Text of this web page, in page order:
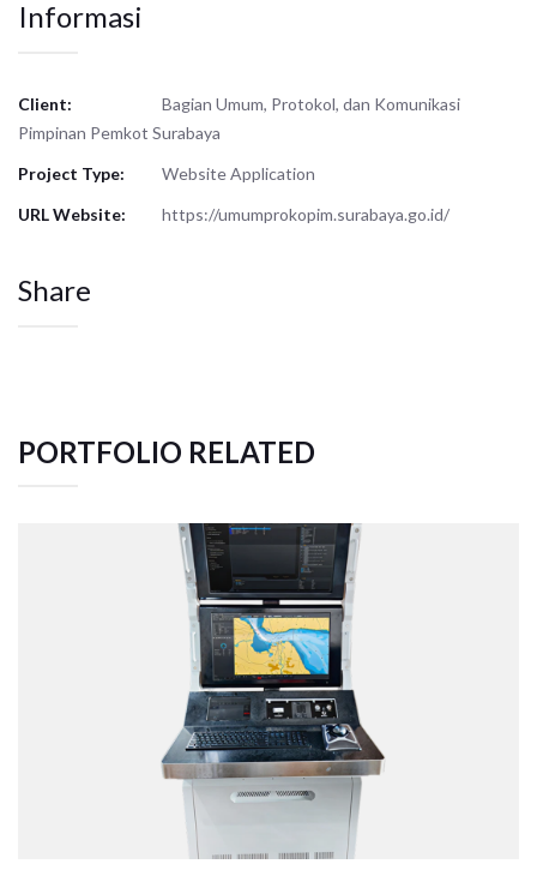
Informasi
Client:
Bagian Umum, Protokol, dan Komunikasi
Pimpinan Pemkot Surabaya
Project Type:
Website Application
URL Website:
https://umumprokopim.surabaya.go.id/
Share
PORTFOLIO RELATED
TACTICAL TEAM TRAINER – NAVAL
SIMULATION SYSTEM
Web Application